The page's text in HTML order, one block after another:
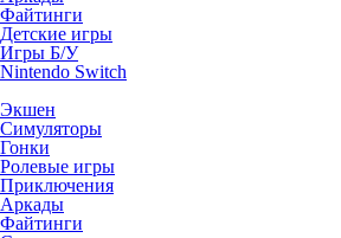
Файтинги
Детские игры
Игры Б/У
Nintendo Switch
Экшен
Симуляторы
Гонки
Ролевые игры
Приключения
Аркады
Файтинги